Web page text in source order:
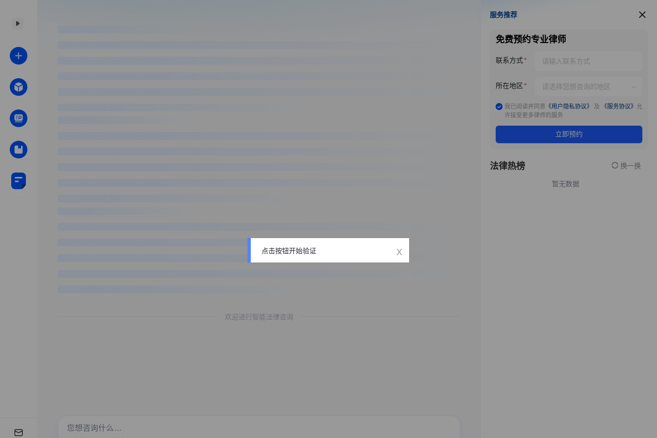
欢迎进行智能法律咨询
服务推荐
服务推荐
免费预约专业律师
联系方式
所在地区
我已阅读并同意 《用户隐私协议》 及 《服务协议》 允
许接受更多律师的服务
立即预约
法律热榜 换一换
暂无数据
点击按钮开始验证 x